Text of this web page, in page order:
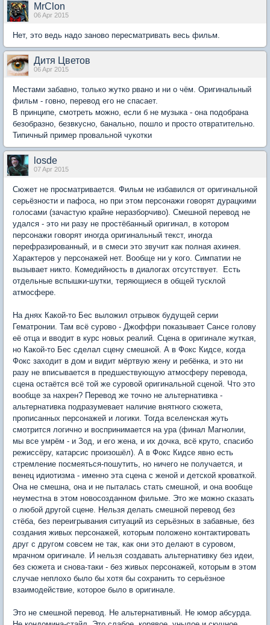
MrClon
06 Apr 2015
Нет, это ведь надо заново пересматривать весь фильм.
Дитя Цветов
06 Apr 2015
Местами забавно, только жутко рвано и ни о чём. Оригинальный
фильм - говно, перевод его не спасает.
В принципе, смотреть можно, если б не музыка - она подобрана
безобразно, безвкусно, банально, пошло и просто отвратительно.
Типичный пример провальной чукотки
losde
07 Apr 2015
Сюжет не просматривается. Фильм не избавился от оригинальной
серьёзности и пафоса, но при этом персонажи говорят дурацкими
голосами (зачастую крайне неразборчиво). Смешной перевод не
удался - это ни разу не простёбанный оригинал, в котором
персонажи говорят иногда оригинальный текст, иногда
перефразированный, и в смеси это звучит как полная ахинея.
Характеров у персонажей нет. Вообще ни у кого. Симпатии не
вызывает никто. Комедийность в диалогах отсутствует. Есть
отдельные вспышки-шутки, теряющиеся в общей тусклой
атмосфере.
На днях Какой-то Бес выложил отрывок будущей серии
Гематронии. Там всё сурово - Джоффри показывает Сансе голову
её отца и вводит в курс новых реалий. Сцена в оригинале жуткая,
но Какой-то Бес сделал сцену смешной. А в Фокс Кидсе, когда
Фокс заходит в дом и видит мёртвую жену и ребёнка, и это ни
разу не вписывается в предшествующую атмосферу перевода,
сцена остаётся всё той же суровой оригинальной сценой. Что это
вообще за нахрен? Перевод же точно не альтернативка -
альтернативка подразумевает наличие внятного сюжета,
прописанных персонажей и логики. Тогда вселенская жуть
смотрится логично и воспринимается на ура (финал Магнолии,
мы все умрём - и Зод, и его жена, и их дочка, всё круто, спасибо
режиссёру, катарсис произошёл). А в Фокс Кидсе явно есть
стремление посмеяться-пошутить, но ничего не получается, и
венец идиотизма - именно эта сцена с женой и детской кроваткой.
Она не смешна, она и не пыталась стать смешной, и она вообще
неуместна в этом новосозданном фильме. Это же можно сказать
о любой другой сцене. Нельзя делать смешной перевод без
стёба, без переигрывания ситуаций из серьёзных в забавные, без
создания живых персонажей, которым положено контактировать
друг с другом совсем не так, как они это делают в суровом,
мрачном оригинале. И нельзя создавать альтернативку без идеи,
без сюжета и снова-таки - без живых персонажей, которым в этом
случае неплохо было бы хотя бы сохранить то серьёзное
взаимодействие, которое было в оригинале.
Это не смешной перевод. Не альтернативный. Не юмор абсурда.